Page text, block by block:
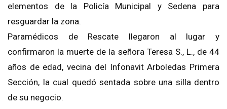
elementos de la Policía Municipal y Sedena para
resguardar la zona.
Paramédicos de Rescate llegaron al lugar y
confirmaron la muerte de la señora Teresa S., L., de 44
años de edad, vecina del Infonavit Arboledas Primera
Sección, la cual quedó sentada sobre una silla dentro
de su negocio.